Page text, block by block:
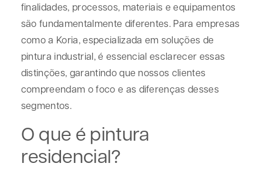
finalidades, processos, materiais e equipamentos
são fundamentalmente diferentes. Para empresas
como a Koria, especializada em soluções de
pintura industrial, é essencial esclarecer essas
distinções, garantindo que nossos clientes
compreendam o foco e as diferenças desses
segmentos.
O que é pintura
residencial?